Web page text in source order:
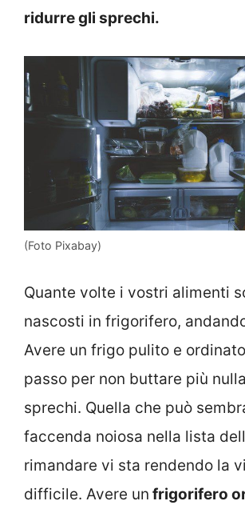
ridurre gli sprechi.
(Foto Pixabay)
Quante volte i vostri alimenti
nascosti in frigorifero,
Avere un frigo pulito e
passo per non buttare più
sprechi. Quella che può
faccenda noiosa nella lista
rimandare vi sta rendendo la
difficile. Avere un frigorifero